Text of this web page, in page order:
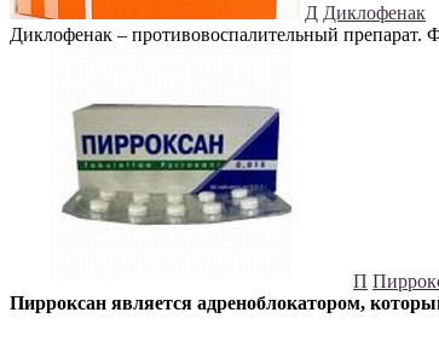
Д Диклофенак
Диклофенак – противовоспалительный препарат.
П
Пирроксан является адреноблокатором,